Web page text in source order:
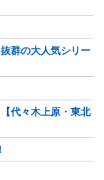
群の大人気シリー
代々木上原・東北